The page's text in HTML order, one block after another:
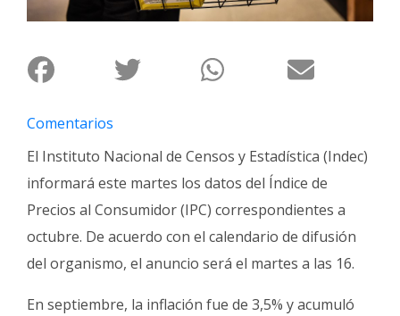
y
Policiales
Fotos
de
Familia
Clasificados
Fúnebres
Comentarios
El Instituto Nacional de Censos y Estadística (Indec)
informará este martes los datos del Índice de
Precios al Consumidor (IPC) correspondientes a
octubre. De acuerdo con el calendario de difusión
del organismo, el anuncio será el martes a las 16.
En septiembre, la inflación fue de 3,5% y acumuló